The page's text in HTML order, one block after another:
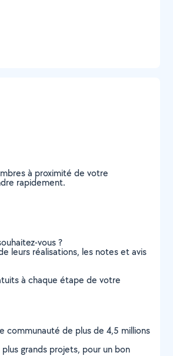
à proximité de votre
rapidement.
vous ?
leurs réalisations, les notes et avis
à chaque étape de votre
communauté de plus de 4,5 millions
grands projets, pour un bon